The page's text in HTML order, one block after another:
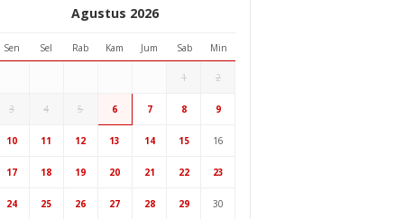
Hub Surabaya
Cab Yogyakarta
Agustus 2026
Sen Sel Rab Kam Jum Sab Min
1 2
3 4 5 6 7 8 9
10 11 12 13 14 15 16
17 18 19 20 21 22 23
24 25 26 27 28 29 30